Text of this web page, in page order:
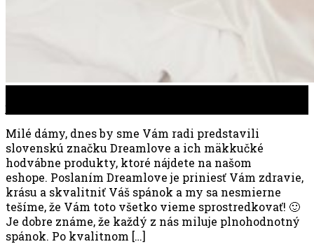
Milé dámy, dnes by sme Vám radi predstavili
slovenskú značku Dreamlove a ich mäkkučké
hodvábne produkty, ktoré nájdete na našom
eshope. Poslaním Dreamlove je priniesť Vám zdravie,
krásu a skvalitniť Váš spánok a my sa nesmierne
tešíme, že Vám toto všetko vieme sprostredkovať! 🙂
Je dobre známe, že každý z nás miluje plnohodnotný
spánok. Po kvalitnom […]